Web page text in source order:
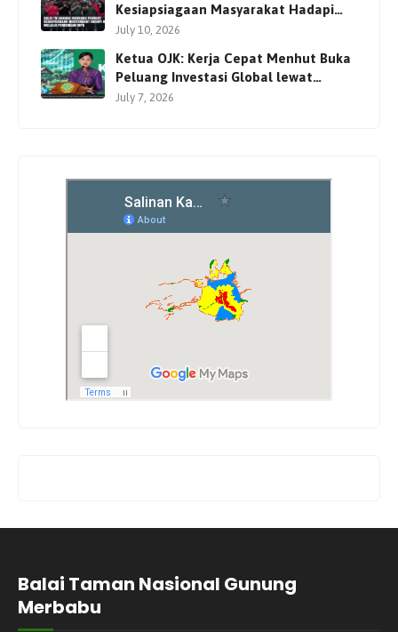
Kesiapsiagaan Masyarakat Hadapi
Karhutla Melalui Pembinaan MPA
July 10, 2026
Ketua OJK: Kerja Cepat Menhut Buka
Peluang Investasi Global lewat
Perdagangan Karbon
July 7, 2026
Balai Taman Nasional Gunung
Merbabu